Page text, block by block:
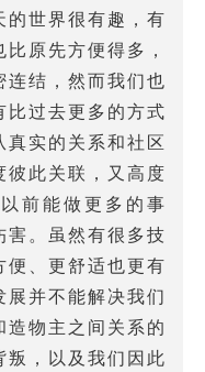
的世界很有趣，有
原先方便得多，
连结，然而我们也
比过去更多的方式
实的关系和社区
彼此关联，又高度
前能做更多的事
害。虽然有很多技
便、更舒适也更有
并不能解决我们
物主之间关系的
叛，以及我们因此